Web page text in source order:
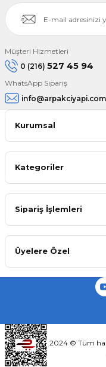
Müşteri Hizmetleri
0 (216) 527 45 94
WhatsApp Sipariş
Kurumsal
Kategoriler
Sipariş İşlemleri
Üyelere Özel
2024 © Tüm